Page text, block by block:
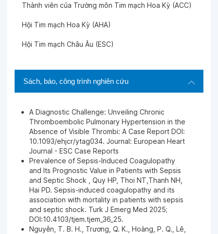
Thành viên của Trường môn Tim mạch Hoa Kỳ (ACC)
Hội Tim mạch Hoa Kỳ (AHA)
Hội Tim mạch Châu Âu (ESC)
Sách, báo, công trình nghiên cứu
A Diagnostic Challenge: Unveiling Chronic
Thromboembolic Pulmonary Hypertension in the
Absence of Visible Thrombi: A Case Report DOI:
10.1093/ehjcr/ytag034. Journal: European Heart
Journal - ESC Case Reports
Prevalence of Sepsis-Induced Coagulopathy
and Its Prognostic Value in Patients with Sepsis
and Septic Shock , Quy HP, Thoi NT,Thanh NH,
Hai PD. Sepsis-induced coagulopathy and its
association with mortality in patients with sepsis
and septic shock. Turk J Emerg Med 2025;
DOI:10.4103/tjem.tjem_36_25.
Nguyễn, T. B. H., Trương, Q. K., Hoàng, P. Q., Lê,